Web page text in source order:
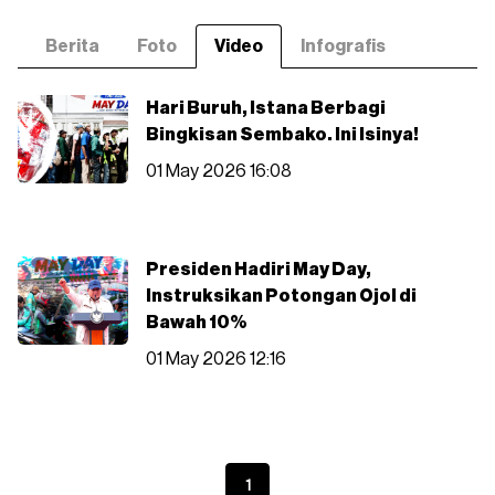
Berita Foto Video Infografis
Hari Buruh, Istana Berbagi
Bingkisan Sembako. Ini Isinya!
01 May 2026 16:08
Presiden Hadiri May Day,
Instruksikan Potongan Ojol di
Bawah 10%
01 May 2026 12:16
1